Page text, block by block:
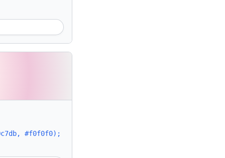
#f0f0f0);